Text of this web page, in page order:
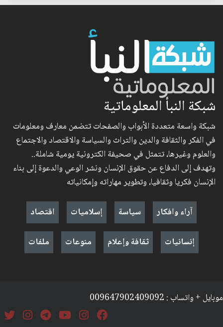
شبكة النبأ المعلوماتية
شبكة واسعة متعددة الأبواب والصفحات تتضمن معارف ومعلومات
في الفكر والثقافة والدين والتراث والسياسة والاقتصاد والاجتماع
والعلوم وغيرها، تتمثل في صحيفة الكترونية يومية شاملة..
وتهدف إلى الدفاع عن حقوق الإنسان ونشر الوعي والدعوة إلى بناء
الإنسان فكريا وثقافيا، وتطوير مهاراته وإمكانياته
آراء وافكار
سياسة إسلاميات
اقتصاد
إنسانيات
ثقافة وإعلام منوعات ملفات
موبايل + واتساب : 009647902409092